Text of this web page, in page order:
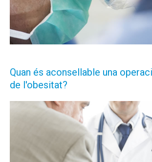
Quan és aconsellable una
de l'obesitat?